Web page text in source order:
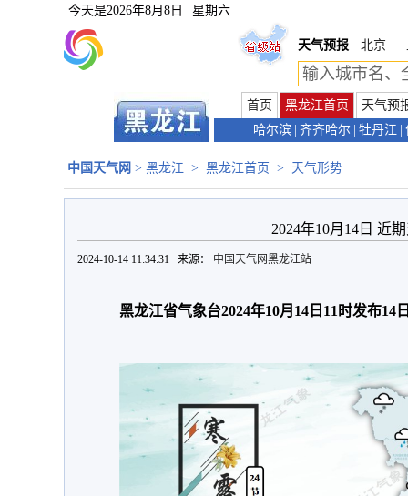
今天是2026年8月8日 星期六
天气预报 北京
首页 黑龙江首页
天气预
哈尔滨 齐齐哈尔 牡丹江
中国天气网 > 黑龙江 > 黑龙江首页 > 天气形势
2024年10月14日 近
2024-10-14 11:34:31 来源： 中国天气网黑龙江站
黑龙江省气象台2024年10月14日11时发布14